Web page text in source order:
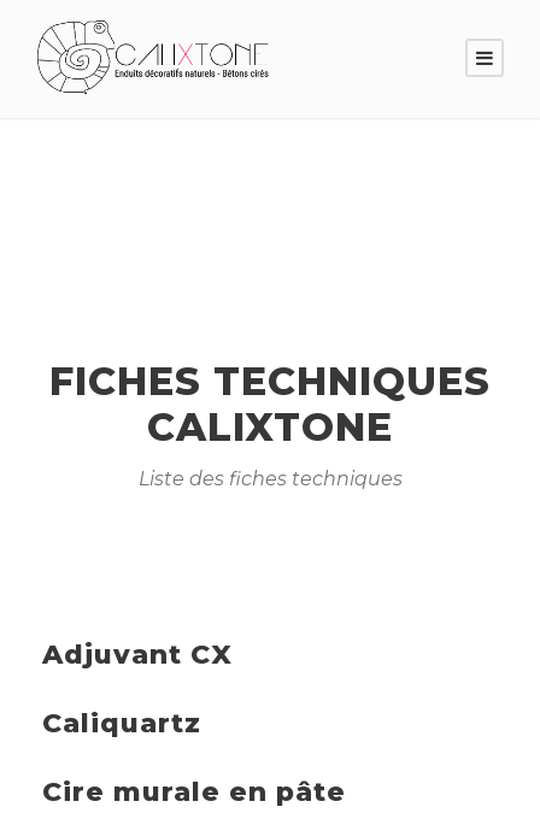
FICHES TECHNIQUES
CALIXTONE
Liste des fiches techniques
Adjuvant CX
Caliquartz
Cire murale en pâte